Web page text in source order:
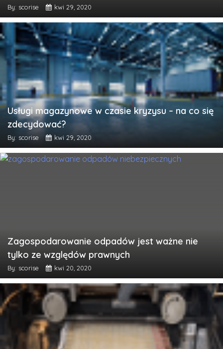
By: scorise kwi 29, 2020
Usługi magazynowe w czasie kryzysu – na co się
zdecydować?
By: scorise kwi 29, 2020
Zagospodarowanie odpadów jest ważne nie
tylko ze względów prawnych
By: scorise kwi 20, 2020